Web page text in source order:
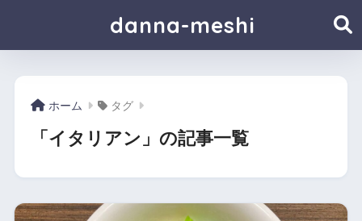
danna-meshi
ホーム タグ
「イタリアン」の記事一覧